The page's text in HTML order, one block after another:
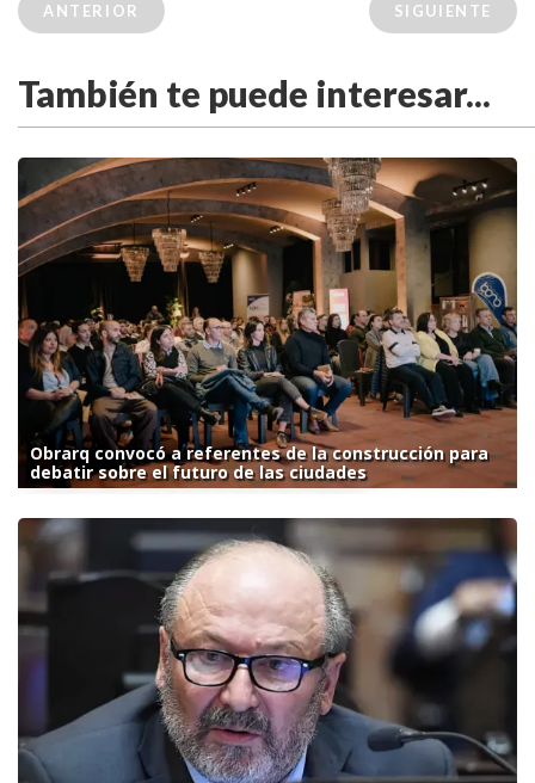
ANTERIOR SIGUIENTE
También te puede interesar...
Obrarq convocó a referentes de la construcción para
debatir sobre el futuro de las ciudades